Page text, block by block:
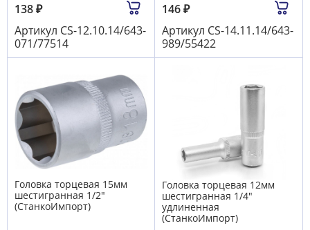
138₽
Артикул CS-12.10.14/643-
071/77514
146₽
Артикул CS-14.11.14/643-
989/55422
Головка торцевая 15мм
шестигранная 1/2"
(СтанкоИмпорт)
Головка торцевая 12мм
шестигранная 1/4"
удлиненная
(СтанкоИмпорт)